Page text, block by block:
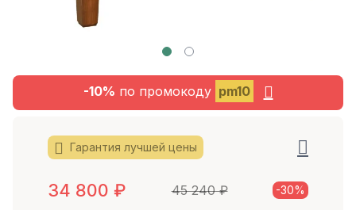
-10% по промокоду pm10
Гарантия лучшей цены
34 800 ₽ 45 240₽ -30%